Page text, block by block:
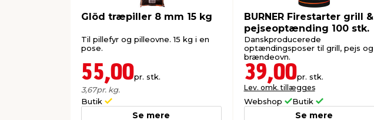
Glöd træpiller 8 mm 15 kg
Til pillefyr og pilleovne. 15 kg i en
pose.
55,00pr. stk.
3,67pr. kg.
Butik
Se mere
BURNER Firestarter grill &
pejseoptænding 100 stk.
Danskproducerede
optændingsposer til grill, pejs og
brændeovn.
39,00pr. stk.
Lev. omk. tillægges
Webshop Butik
Se mere